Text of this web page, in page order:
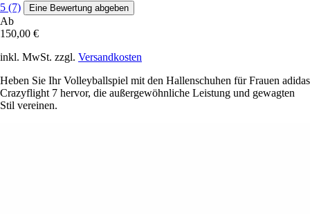
5 (7) Eine Bewertung abgeben
Ab
150,00 €
inkl. MwSt. zzgl. Versandkosten
Heben Sie Ihr Volleyballspiel mit den Hallenschuhen für Frauen adidas
Crazyflight 7 hervor, die außergewöhnliche Leistung und gewagten
Stil vereinen.